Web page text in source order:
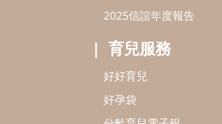
2025信誼年度報告
育兒服務
好好育兒
好孕袋